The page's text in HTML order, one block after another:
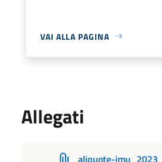
VAI ALLA PAGINA
Allegati
aliquote-imu_2023